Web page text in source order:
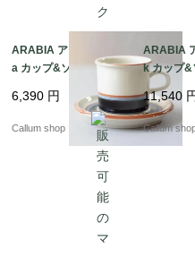
ARABIA アラビア Taik
a カップ&ソーサー タ
ンド ヴィンテージ アン
ティーク_it4428
6,390 円
Callum shop
ARABIA
k カップ&
cm高 ア
器 フィン
テージ ア
11,540
Callum